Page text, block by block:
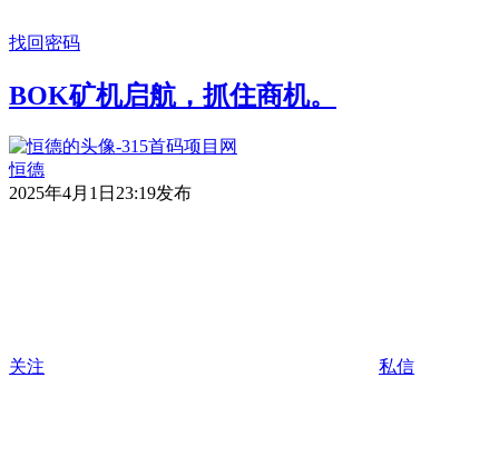
找回密码
BOK矿机启航，抓住商机。
恒德
2025年4月1日23:19发布
关注 私信